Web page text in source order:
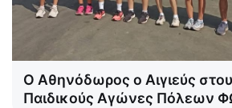
Ο Αθηνόδωρος ο Αιγιεύς
Παιδικούς Αγώνες Πόλεων